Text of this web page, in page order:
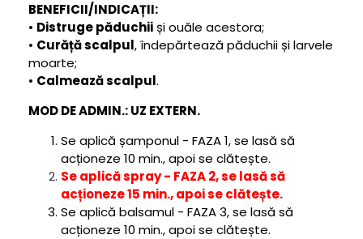
BENEFICII/INDICAȚII:
• Distruge păduchiiși ouăle acestora;
• Curăță scalpul, îndepărtează păduchii și larvele
moarte;
• Calmează scalpul.
MOD DE ADMIN.: UZ EXTERN.
Se aplică șamponul - FAZA 1, se lasă să
acționeze 10 min., apoi se clătește.
Se aplică spray - FAZA 2, se lasă să
acționeze 15 min., apoi se clătește.
Se aplică balsamul - FAZA 3, se lasă să
acționeze 10 min., apoi se clătește.